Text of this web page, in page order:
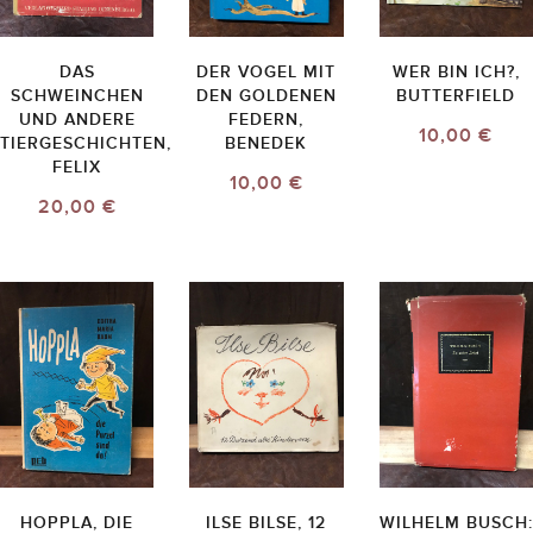
DAS
SCHWEINCHEN
UND ANDERE
TIERGESCHICHTEN,
FELIX
20,00 €
DER VOGEL MIT
DEN GOLDENEN
FEDERN,
BENEDEK
10,00 €
WER BIN ICH?,
BUTTERFIELD
10,00 €
HOPPLA, DIE
ILSE BILSE, 12
WILHELM BUSCH: